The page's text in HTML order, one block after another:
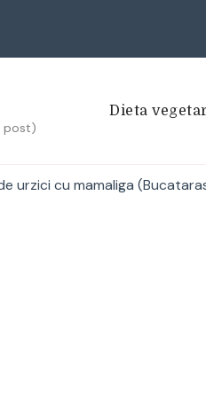
post)
Dieta
urzici cu mamaliga